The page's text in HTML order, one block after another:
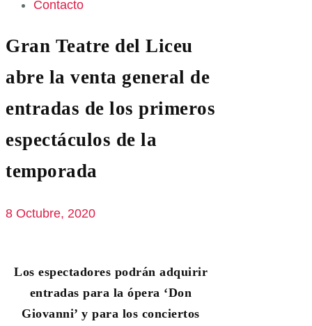
Contacto
Gran Teatre del Liceu
abre la venta general de
entradas de los primeros
espectáculos de la
temporada
8 Octubre, 2020
Los espectadores podrán adquirir
entradas para la ópera ‘Don
Giovanni’ y para los conciertos